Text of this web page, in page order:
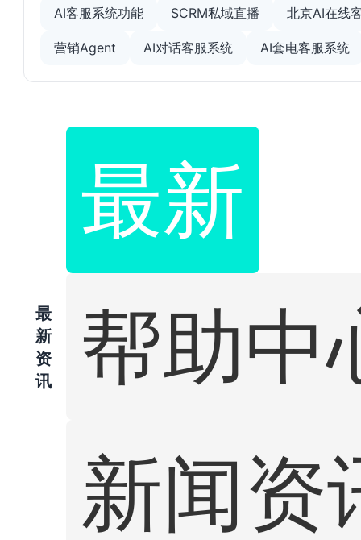
最
新
资
讯
最新
帮助中
新闻资
AI客服系统功能 SCRM私域直播 北京AI在线
营销Agent AI对话客服系统 AI套电客服系统